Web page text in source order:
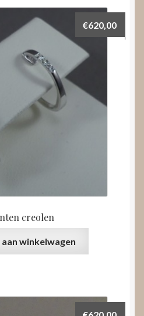
creolen
€620,00
winkelwagen